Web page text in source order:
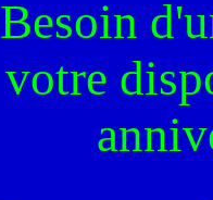
Besoin
votre